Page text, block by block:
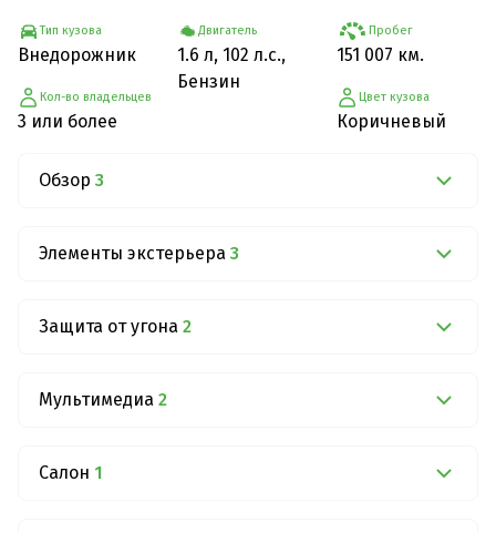
Тип кузова
Внедорожник
Кол-во владельцев
3 или более
Двигатель
1.6 л, 102 л.с.,
Бензин
Пробег
151 007 км.
Цвет кузова
Коричневый
Обзор 3
Элементы экстерьера 3
Защита от угона 2
Мультимедиа 2
Салон 1